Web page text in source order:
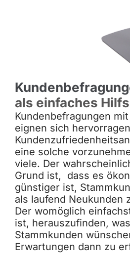
als einfaches
Kundenbefragungen
eignen sich
eine solche
viele. Der
Grund ist, dass es
günstiger ist,
als laufend Neukunden
Der womöglich
ist, herauszufinden,
Stammkunden
Erwartungen dann zu